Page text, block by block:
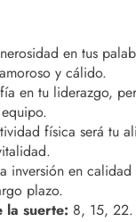
en tus
y cálido.
en tu liderazgo,
física será tu
inversión en calidad
plazo.
la suerte: 8, 15, 22.